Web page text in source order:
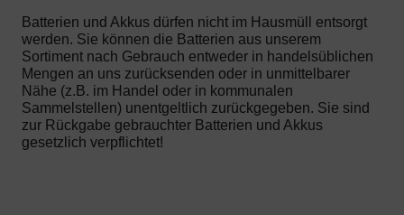
Batterien und Akkus dürfen nicht im Hausmüll entsorgt
werden. Sie können die Batterien aus unserem
Sortiment nach Gebrauch entweder in handelsüblichen
Mengen an uns zurücksenden oder in unmittelbarer
Nähe (z.B. im Handel oder in kommunalen
Sammelstellen) unentgeltlich zurückgegeben. Sie sind
zur Rückgabe gebrauchter Batterien und Akkus
gesetzlich verpflichtet!